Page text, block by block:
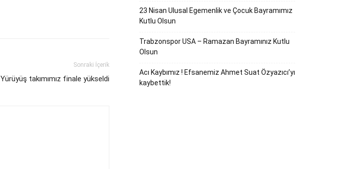
Sonraki İçerik
Yürüyüş takımımız finale yükseldi
23 Nisan Ulusal Egemenlik ve Çocuk Bayramımız
Kutlu Olsun
Trabzonspor USA – Ramazan Bayramınız Kutlu
Olsun
Acı Kaybımız ! Efsanemiz Ahmet Suat Özyazıcı’yı
kaybettik!